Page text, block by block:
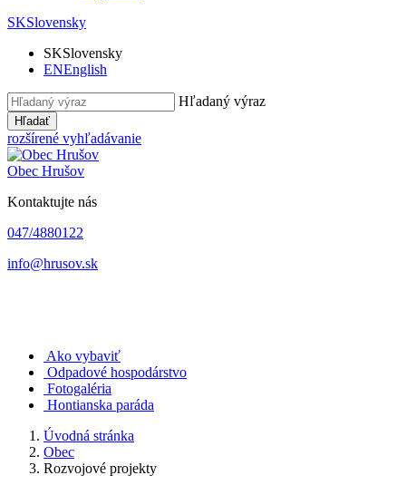
SKSlovensky
SKSlovensky
ENEnglish
Hľadaný výraz
Hľadať
rozšírené vyhľadávanie
Obec Hrušov
Kontaktujte nás
047/4880122
info@hrusov.sk
Ako vybaviť
Odpadové hospodárstvo
Fotogaléria
Hontianska paráda
Úvodná stránka
Obec
Rozvojové projekty